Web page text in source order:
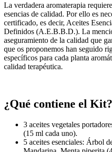
La verdadera aromaterapia
esencias de calidad. Por ello es
certificado, es decir, Aceites
Definidos (A.E.B.B.D.). La
aseguramiento de la calidad que
que os proponemos han seguido
específicos para cada planta
calidad terapéutica.
¿Qué contiene el Kit?
3 aceites vegetales
(15 ml cada uno).
5 aceites esenciales: Árbol